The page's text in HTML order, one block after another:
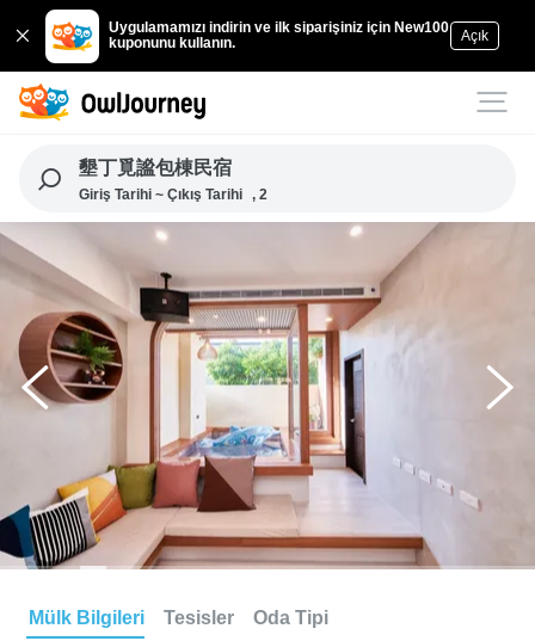
Uygulamamızı indirin ve ilk siparişiniz için New100
kuponunu kullanın.
Açık
墾丁覓謐包棟民宿
Giriş Tarihi ~ Çıkış Tarihi , 2
Mülk Bilgileri Tesisler Oda Tipi